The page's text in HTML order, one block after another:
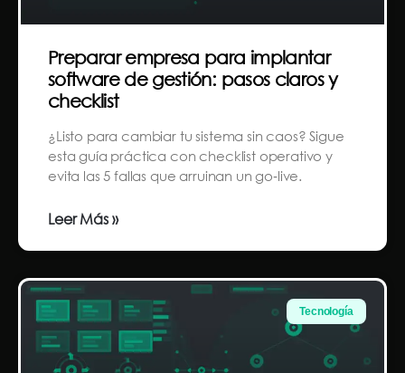
Preparar empresa para implantar
software de gestión: pasos claros y
checklist
¿Listo para cambiar tu sistema sin caos? Sigue
esta guía práctica con checklist operativo y
evita las 5 fallas que arruinan un go‑live.
Leer Más »
Tecnología